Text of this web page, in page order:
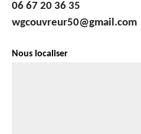
06 67 20 36 35
wgcouvreur50@gmail.com
Nous localiser